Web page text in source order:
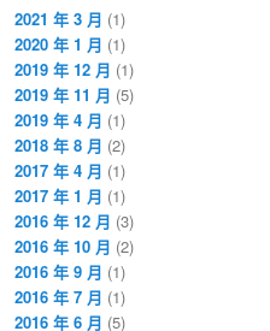
2021 年 3 月 (1)
2020 年 1 月 (1)
2019 年 12 月 (1)
2019 年 11 月 (5)
2019 年 4 月 (1)
2018 年 8 月 (2)
2017 年 4 月 (1)
2017 年 1 月 (1)
2016 年 12 月 (3)
2016 年 10 月 (2)
2016 年 9 月 (1)
2016 年 7 月 (1)
2016 年 6 月 (5)